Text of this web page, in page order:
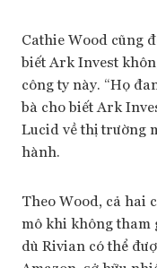
Cathie Wood cũng
biết Ark Invest
công ty này. “Họ
bà cho biết Ark
Lucid về thị trường
hành.
Theo Wood, cả hai
mô khi không tham
dù Rivian có thể